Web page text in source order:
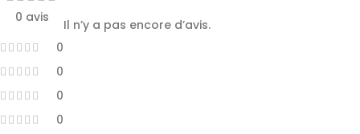
0 avis
0
0
0
0
Il n’y a pas encore d’avis.